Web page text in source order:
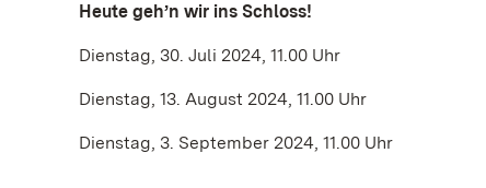
Heute geh’n wir ins Schloss!
Dienstag, 30. Juli 2024, 11.00 Uhr
Dienstag, 13. August 2024, 11.00 Uhr
Dienstag, 3. September 2024, 11.00 Uhr